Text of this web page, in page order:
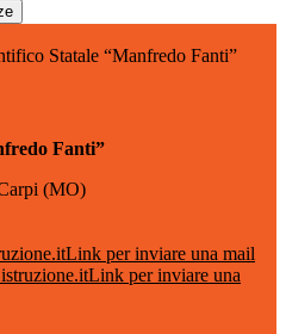
Statale “Manfredo Fanti”
Fanti”
(MO)
Link per inviare una mail
Link per inviare una